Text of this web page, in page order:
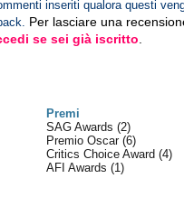
inseriti qualora questi
Per lasciare una
se sei già iscritto
Premi
SAG Awards(2)
Premio Oscar(6)
Critics Choice Award(4)
AFI Awards(1)